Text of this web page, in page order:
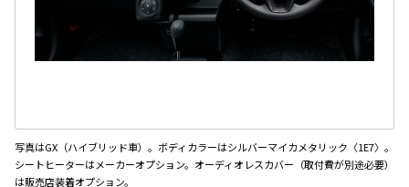
写真はGX（ハイブリッド車）。ボディカラーはシルバーマイカメタリック〈1E7〉。
シートヒーターはメーカーオプション。オーディオレスカバー（取付費が別途必要）
は販売店装着オプション。